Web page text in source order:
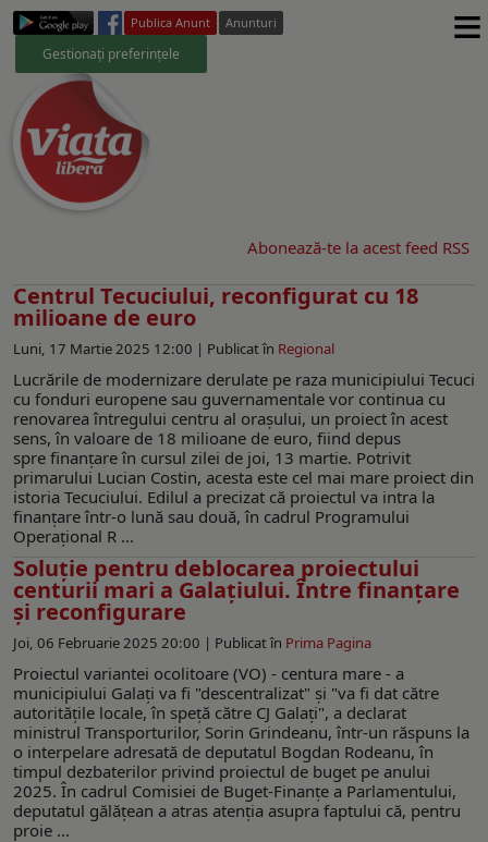
Publica Anunt Anunturi
Gestionați preferințele ≡
Abonează-te la acest feed RSS
Centrul Tecuciului, reconfigurat cu 18
milioane de euro
Luni, 17 Martie 2025 12:00 | Publicat în Regional
Lucrările de modernizare derulate pe raza municipiului Tecuci
cu fonduri europene sau guvernamentale vor continua cu
renovarea întregului centru al oraşului, un proiect în acest
sens, în valoare de 18 milioane de euro, fiind depus
spre finanțare în cursul zilei de joi, 13 martie. Potrivit
primarului Lucian Costin, acesta este cel mai mare proiect din
istoria Tecuciului. Edilul a precizat că proiectul va intra la
finanțare într-o lună sau două, în cadrul Programului
Operațional R ...
Soluție pentru deblocarea proiectului
centurii mari a Galațiului. Între finanțare
și reconfigurare
Joi, 06 Februarie 2025 20:00 | Publicat în Prima Pagina
Proiectul variantei ocolitoare (VO) - centura mare - a
municipiului Galați va fi "descentralizat" și "va fi dat către
autoritățile locale, în speță către CJ Galați", a declarat
ministrul Transporturilor, Sorin Grindeanu, într-un răspuns la
o interpelare adresată de deputatul Bogdan Rodeanu, în
timpul dezbaterilor privind proiectul de buget pe anului
2025. În cadrul Comisiei de Buget-Finanțe a Parlamentului,
deputatul gălățean a atras atenția asupra faptului că, pentru
proie ...